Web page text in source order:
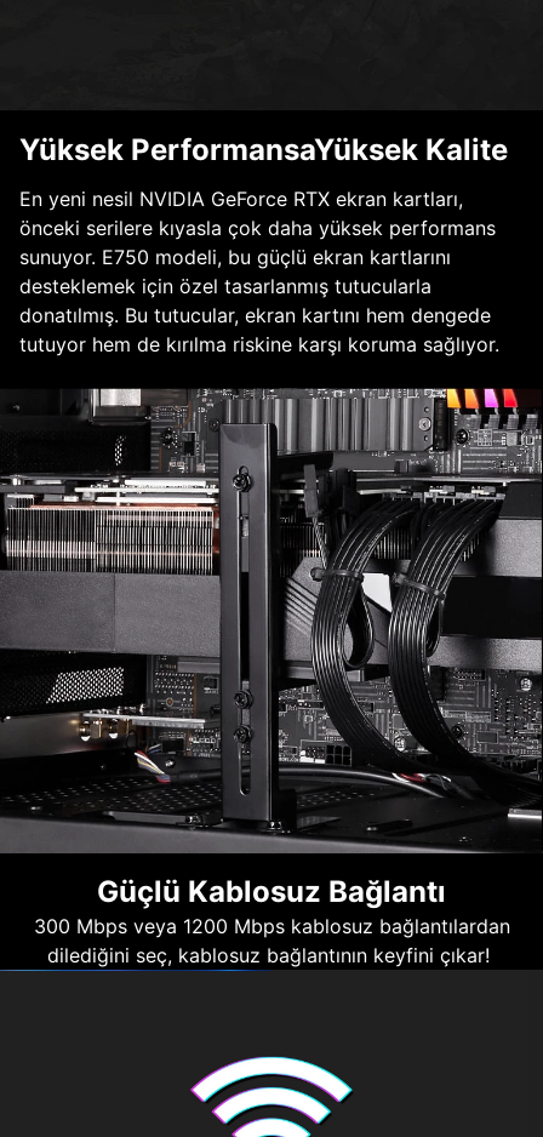
Yüksek PerformansaYüksek Kalite
En yeni nesil NVIDIA GeForce RTX ekran kartları,
önceki serilere kıyasla çok daha yüksek performans
sunuyor. E750 modeli, bu güçlü ekran kartlarını
desteklemek için özel tasarlanmış tutucularla
donatılmış. Bu tutucular, ekran kartını hem dengede
tutuyor hem de kırılma riskine karşı koruma sağlıyor.
Güçlü Kablosuz Bağlantı
300 Mbps veya 1200 Mbps kablosuz bağlantılardan
dilediğini seç, kablosuz bağlantının keyfini çıkar!